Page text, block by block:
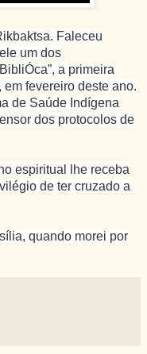
Faleceu
um dos
a primeira
fevereiro deste ano.
de Saúde Indígena
dos protocolos de
espiritual lhe receba
de ter cruzado a
quando morei por